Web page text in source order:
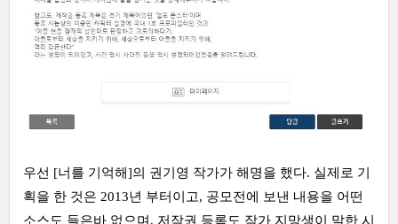
우선 [너를 기억해]의 권기영 작가가 해명을 했다. 실제로 기
획을 한 것은 2013년 부터이고, 공모전에 보낸 내용을 어떤
소스도 들은바 없으며, 저작권 등록도 작가 지망생이 말한 시